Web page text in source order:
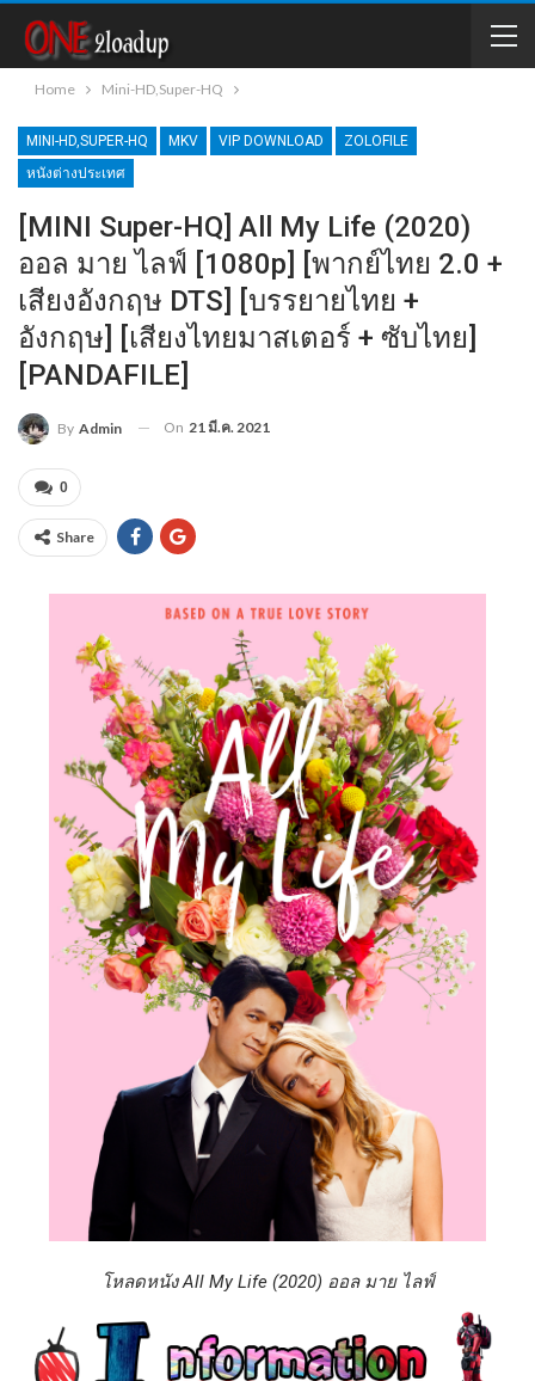
Home Mini-HD,Super-HQ
MINI-HD,SUPER-HQ MKV VIP DOWNLOAD
ZOLOFILE
หนังต่างประเทศ
[MINI Super-HQ] All My Life (2020)
ออล มาย ไลฟ์ [1080p] [พากย์ไทย 2.0 +
เสียงอังกฤษ DTS] [บรรยายไทย +
อังกฤษ] [เสียงไทยมาสเตอร์ + ซับไทย]
[PANDAFILE]
By Admin On 21 มี.ค. 2021
0
Share
โหลดหนัง All My Life (2020) ออล มาย ไลฟ์